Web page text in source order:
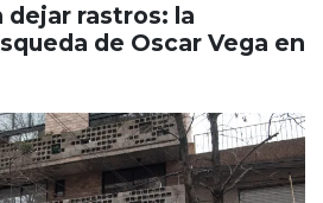
dejar rastros: la
de Oscar Vega en